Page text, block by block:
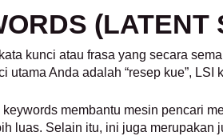
(LATENT
kunci atau frasa yang secara
utama Anda adalah “resep kue”, LSI
membantu mesin pencari
luas. Selain itu, ini juga merupakan